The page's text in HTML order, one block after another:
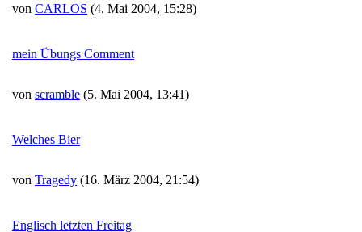
von CARLOS (4. Mai 2004, 15:28)
mein Übungs Comment
von scramble (5. Mai 2004, 13:41)
Welches Bier
von Tragedy (16. März 2004, 21:54)
Englisch letzten Freitag